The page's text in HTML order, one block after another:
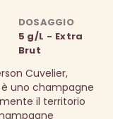
DOSAGGIO
5 g/L - Extra
Brut
Cuvelier,
è uno champagne
il territorio